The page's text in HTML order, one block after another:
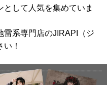
して人気を集めていま
雷系専門店のJIRAPI（ジ
！